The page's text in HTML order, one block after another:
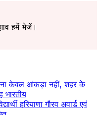
हमें भेजें।
केवल आंकड़ा नहीं, शहर के
भारतीय
हरियाणा गौरव अवार्ड एवं